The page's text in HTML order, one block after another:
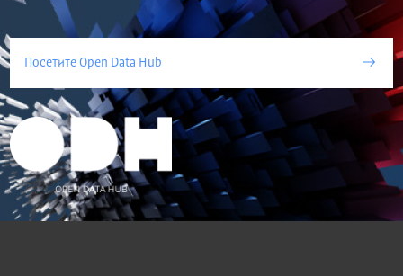
Посетите Open Data Hub